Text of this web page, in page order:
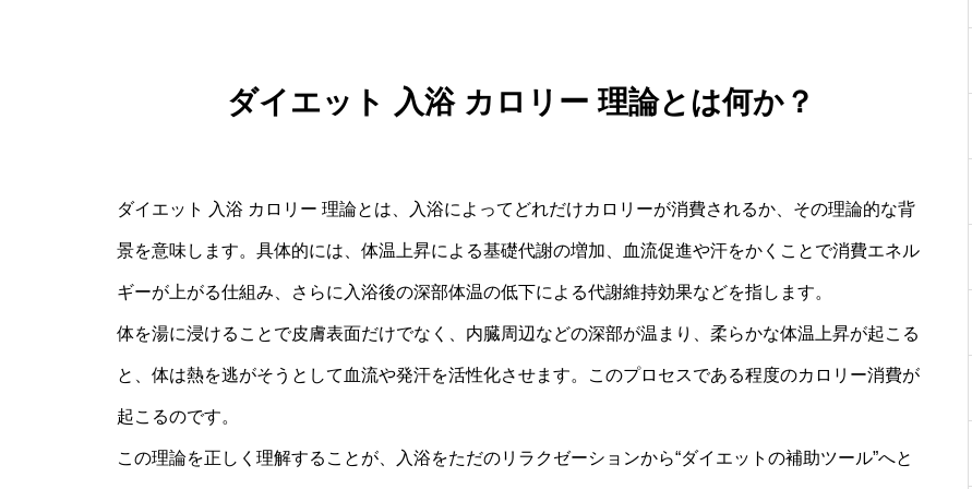
ダイエット 入浴 カロリー 理論とは何か？
ダイエット 入浴 カロリー 理論とは、入浴によってどれだけカロリーが消費されるか、その理論的な背
景を意味します。具体的には、体温上昇による基礎代謝の増加、血流促進や汗をかくことで消費エネル
ギーが上がる仕組み、さらに入浴後の深部体温の低下による代謝維持効果などを指します。
体を湯に浸けることで皮膚表面だけでなく、内臓周辺などの深部が温まり、柔らかな体温上昇が起こる
と、体は熱を逃がそうとして血流や発汗を活性化させます。このプロセスである程度のカロリー消費が
起こるのです。
この理論を正しく理解することが、入浴をただのリラクゼーションから“ダイエットの補助ツール”へと